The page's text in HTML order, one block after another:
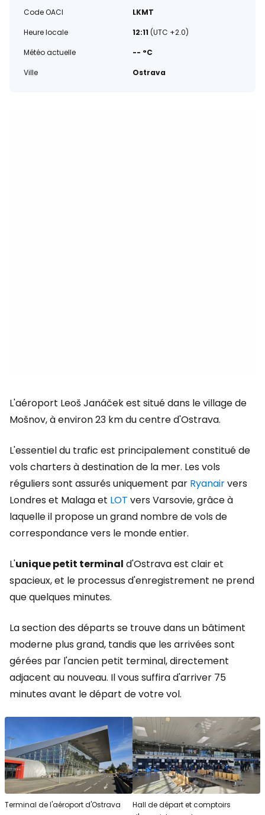
Code OACI
LKMT
Heure locale
12:11 (UTC +2.0)
Météo actuelle
-- °C
Ville
Ostrava
L'aéroport Leoš Janáček est situé dans le village de
Mošnov, à environ 23 km du centre d'Ostrava.
L'essentiel du trafic est principalement constitué de
vols charters à destination de la mer. Les vols
réguliers sont assurés uniquement par Ryanairvers
Londres et Malaga et LOT vers Varsovie, grâce à
laquelle il propose un grand nombre de vols de
correspondance vers le monde entier.
L'unique petit terminal d'Ostrava est clair et
spacieux, et le processus d'enregistrement ne prend
que quelques minutes.
La section des départs se trouve dans un bâtiment
moderne plus grand, tandis que les arrivées sont
gérées par l'ancien petit terminal, directement
adjacent au nouveau. Il vous suffira d'arriver 75
minutes avant le départ de votre vol.
Terminal de l'aéroport d'Ostrava
Hall de départ et comptoirs